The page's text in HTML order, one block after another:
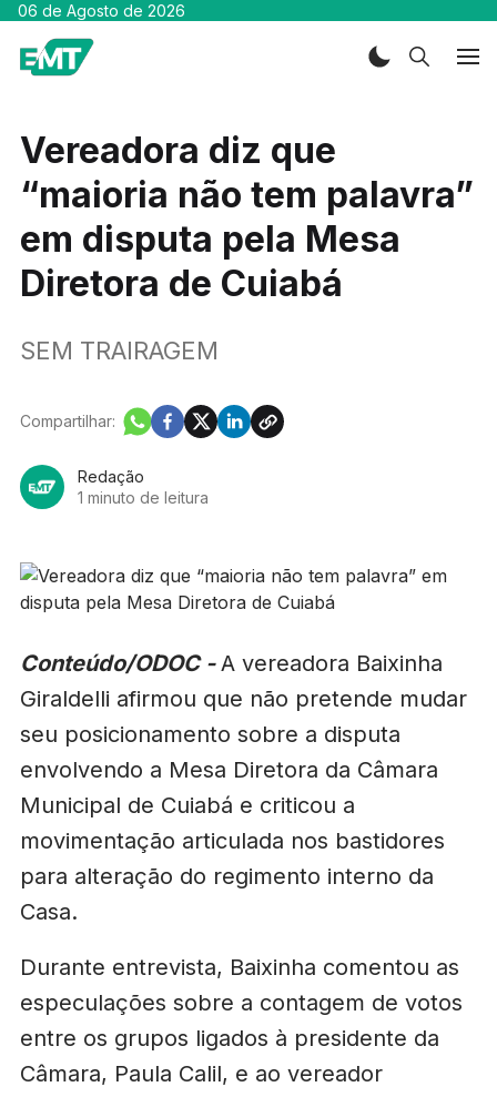
06 de Agosto de 2026
Vereadora diz que
“maioria não tem palavra”
em disputa pela Mesa
Diretora de Cuiabá
SEM TRAIRAGEM
Redação
1 minuto de leitura
Compartilhar:
Conteúdo/ODOC -A vereadora Baixinha
Giraldelli afirmou que não pretende mudar
seu posicionamento sobre a disputa
envolvendo a Mesa Diretora da Câmara
Municipal de Cuiabá e criticou a
movimentação articulada nos bastidores
para alteração do regimento interno da
Casa.
Durante entrevista, Baixinha comentou as
especulações sobre a contagem de votos
entre os grupos ligados à presidente da
Câmara, Paula Calil, e ao vereador